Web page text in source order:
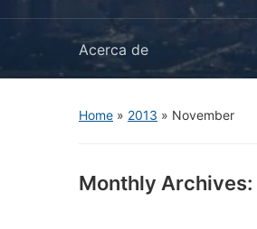
Acerca de
Home » 2013 » November
Monthly Archives: